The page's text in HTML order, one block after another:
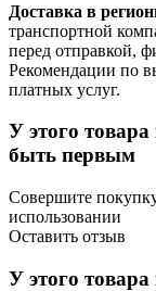
Доставка в
транспортной
перед отправкой,
Рекомендации по
платных услуг.
У этого
быть первым
Совершите
использовании
Оставить отзыв
У этого товара